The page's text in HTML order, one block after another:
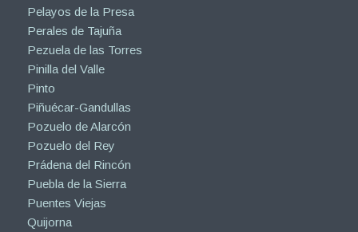
Pelayos de la Presa
Perales de Tajuña
Pezuela de las Torres
Pinilla del Valle
Pinto
Piñuécar-Gandullas
Pozuelo de Alarcón
Pozuelo del Rey
Prádena del Rincón
Puebla de la Sierra
Puentes Viejas
Quijorna